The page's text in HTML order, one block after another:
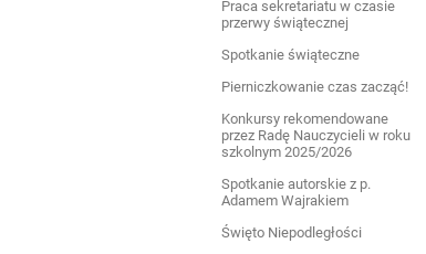
Praca sekretariatu w czasie
przerwy świątecznej
Spotkanie świąteczne
Pierniczkowanie czas zacząć!
Konkursy rekomendowane
przez Radę Nauczycieli w roku
szkolnym 2025/2026
Spotkanie autorskie z p.
Adamem Wajrakiem
Święto Niepodległości